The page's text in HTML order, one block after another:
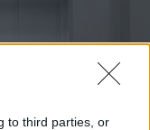
to third parties, or